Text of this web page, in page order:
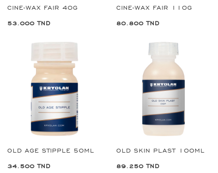
CINE-WAX FAIR 40G
53.000 TND
CINE-WAX FAIR 110G
80.800 TND
OLD AGE STIPPLE 50ML
34.500 TND
OLD SKIN PLAST 100ML
89.250 TND